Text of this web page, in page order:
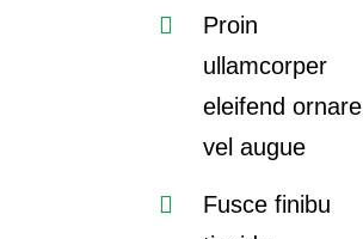
Proin
ullamcorper
eleifend ornare
vel augue
Fusce finibu